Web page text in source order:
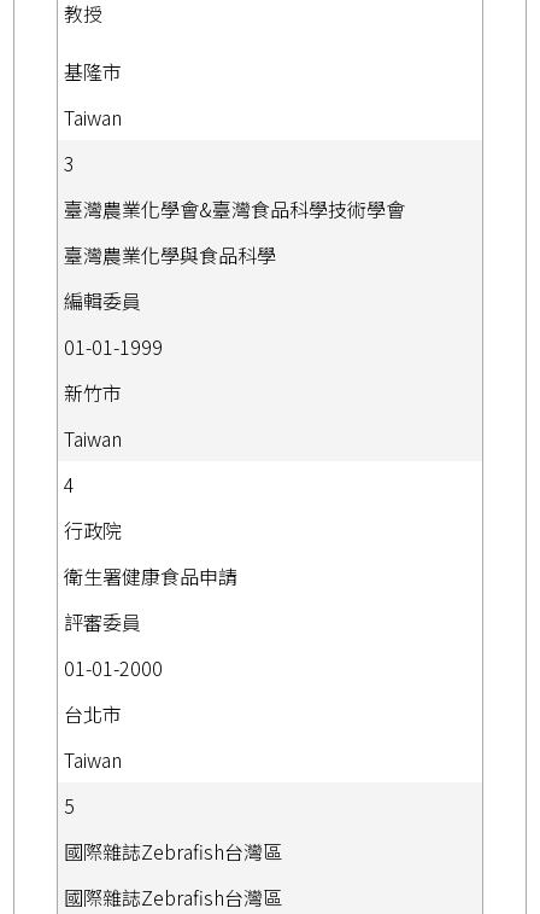
教授
基隆市
Taiwan
3
臺灣農業化學會&臺灣食品科學技術學會
臺灣農業化學與食品科學
編輯委員
01-01-1999
新竹市
Taiwan
4
行政院
衛生署健康食品申請
評審委員
01-01-2000
台北市
Taiwan
5
國際雜誌Zebrafish台灣區
國際雜誌Zebrafish台灣區